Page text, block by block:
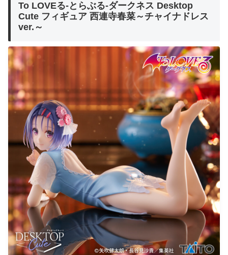
To LOVEる-とらぶる-ダークネス Desktop
Cute フィギュア 西連寺春菜～チャイナドレス
ver.～